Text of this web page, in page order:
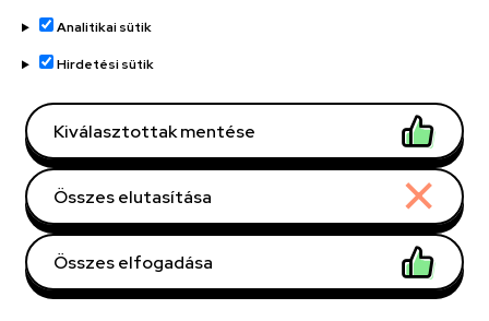
Kapcsolat
OM: 031200/002
Debreceni Egyetem Kossuth
Lajos Gyakorló Gimnáziuma
és Általános Iskolája Kossuth
utcai feladatellátási hely
Analitikai sütik
Hirdetési sütik
Kiválasztottak mentése
Összes elutasítása
Összes elfogadása